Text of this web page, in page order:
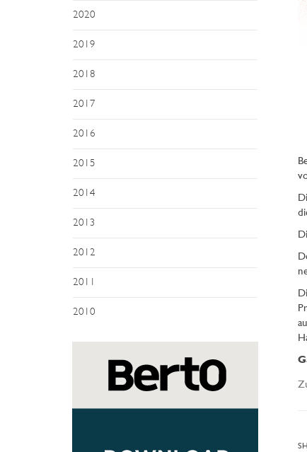
2020
2019
2018
2017
2016
2015
2014
2013
2012
2011
2010